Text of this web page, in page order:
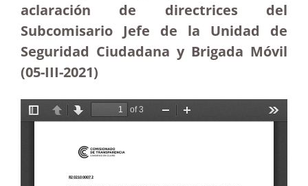
aclaración de directrices del
Subcomisario Jefe de la Unidad de
Seguridad Ciudadana y Brigada Móvil
(05-III-2021)